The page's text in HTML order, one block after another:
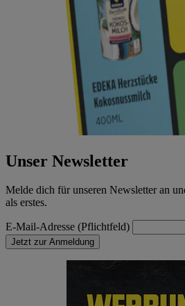
Unser Newsletter
Melde dich für unseren Newsletter an
als erstes.
E-Mail-Adresse (Pflichtfeld)
Jetzt zur Anmeldung